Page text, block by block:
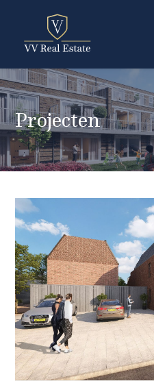
Projecten